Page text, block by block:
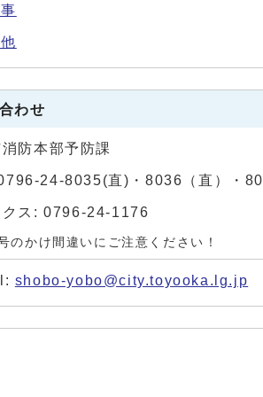
わせ
防本部予防課
24-8035(直)・8036（直）・
クス: 0796-24-1176
のかけ間違いにご注意ください！
shobo-yobo@city.toyooka.lg.jp